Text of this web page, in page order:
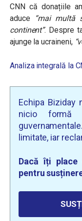
CNN că donațiile
aduce
“mai multă
continent”. Despre
ajunge la ucraineni,
Analiza integrală la
Echipa
nicio formă
limitate, iar
Dacă îți
pentru